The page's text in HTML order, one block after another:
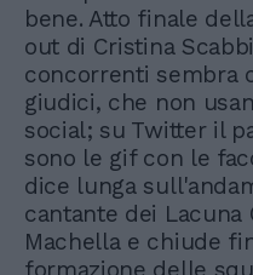
bene. Atto finale
out di Cristina
concorrenti sembra
giudici, che non
social; su Twitter il
sono le gif con le
dice lunga
cantante dei Lacuna
Machella e chiude